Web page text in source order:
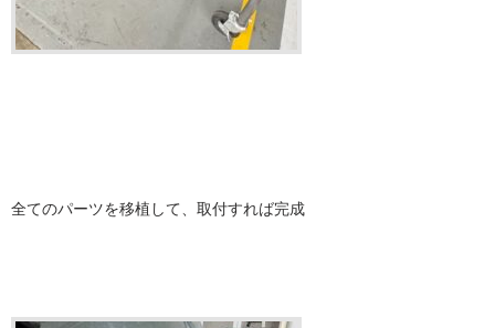
全てのパーツを移植して、取付すれば完成